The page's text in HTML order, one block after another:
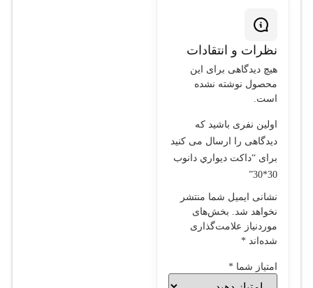
نظرات و انتقادات
هیچ دیدگاهی برای این
محصول نوشته نشده
است.
اولین نفری باشید که
دیدگاهی را ارسال می کنید
برای “داکت ديواري دانوب
30*30”
نشانی ایمیل شما منتشر
نخواهد شد. بخش‌های
موردنیاز علامت‌گذاری
شده‌اند *
امتیاز شما *